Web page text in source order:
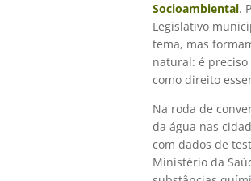
Socioambiental.
Legislativo
tema, mas
natural: é
como direito
Na roda de
da água nas
com dados de
Ministério da